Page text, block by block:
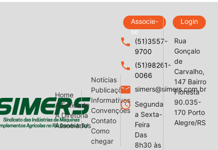
Home
A Entidade
A Diretoria
Associados
Notícias
Publicações
Informativos
Convenções
Contato
Como
chegar
Associe-
se
Login
local_phone
(51)3557-
9700
local_phone
(51)98261-
0066
email simers@simers.com.br
query_builder Segunda
a Sexta-
Feira
Das
8h30 às
Rua
Gonçalo
de
Carvalho,
147 Bairro
Floresta
90.035-
170 Porto
Alegre/RS